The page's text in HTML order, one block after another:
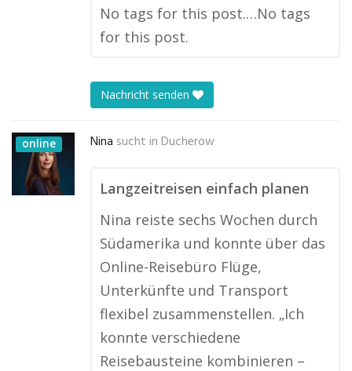
No tags for this post.…No tags
for this post.
Nachricht senden
online Nina sucht in Ducherow
Langzeitreisen einfach planen
Nina reiste sechs Wochen durch
Südamerika und konnte über das
Online-Reisebüro Flüge,
Unterkünfte und Transport
flexibel zusammenstellen. „Ich
konnte verschiedene
Reisebausteine kombinieren –